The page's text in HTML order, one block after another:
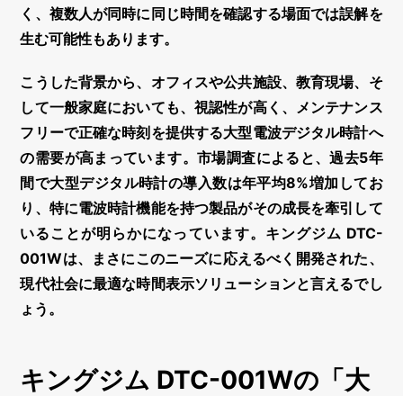
く、複数人が同時に同じ時間を確認する場面では誤解を
生む可能性もあります。
こうした背景から、オフィスや公共施設、教育現場、そ
して一般家庭においても、視認性が高く、メンテナンス
フリーで正確な時刻を提供する大型電波デジタル時計へ
の需要が高まっています。市場調査によると、過去5年
間で大型デジタル時計の導入数は年平均8%増加してお
り、特に電波時計機能を持つ製品がその成長を牽引して
いることが明らかになっています。キングジム DTC-
001Wは、まさにこのニーズに応えるべく開発された、
現代社会に最適な時間表示ソリューションと言えるでし
ょう。
キングジム DTC-001Wの「大